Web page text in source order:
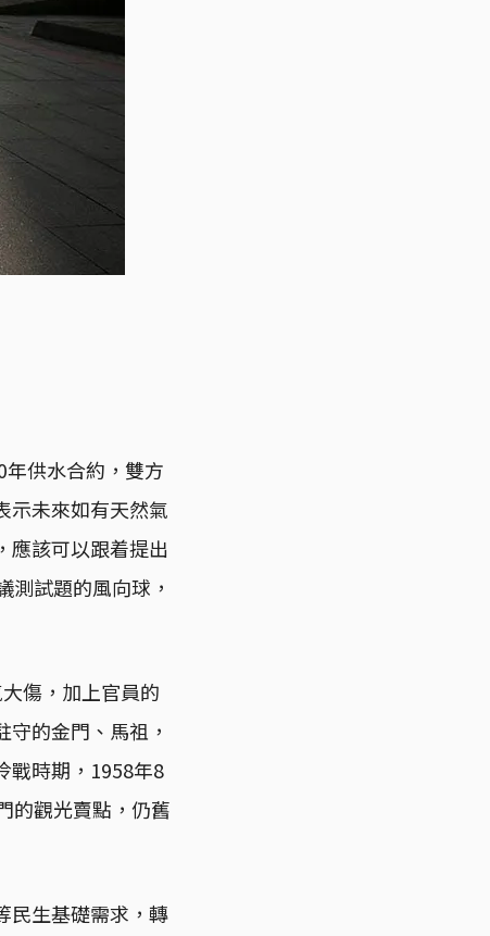
供水合約，雙方
示未來如有天然氣
應該可以跟着提出
試題的風向球，
傷，加上官員的
的金門、馬祖，
戰時期，1958年8
的觀光賣點，仍舊
民生基礎需求，轉